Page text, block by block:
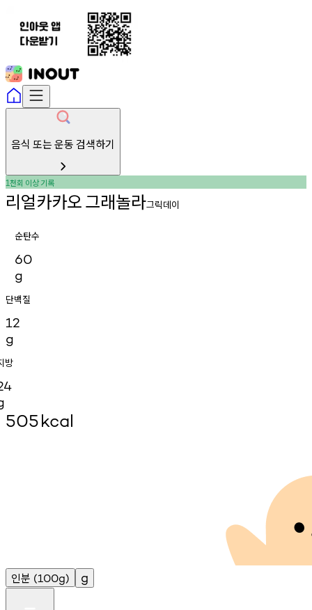
음식 또는 운동 검색하기
1천회 이상기록
리얼카카오그래놀라그릭데이
순탄수
60
g
단백질
12
g
방
505kcal
인분 (100g) g